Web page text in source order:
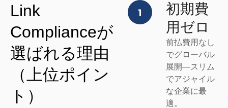
Link
Complianceが
選ばれる理由
（上位ポイン
ト）
初期費
用ゼロ
前払費用なし
でグローバル
展開—スリム
でアジャイル
な企業に最
適。